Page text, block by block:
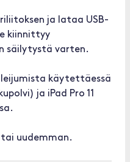
ja lataa USB-
kiinnittyy
säilytystä varten.
leijumista käytettäessä
ja iPad Pro 11
tai uudemman.